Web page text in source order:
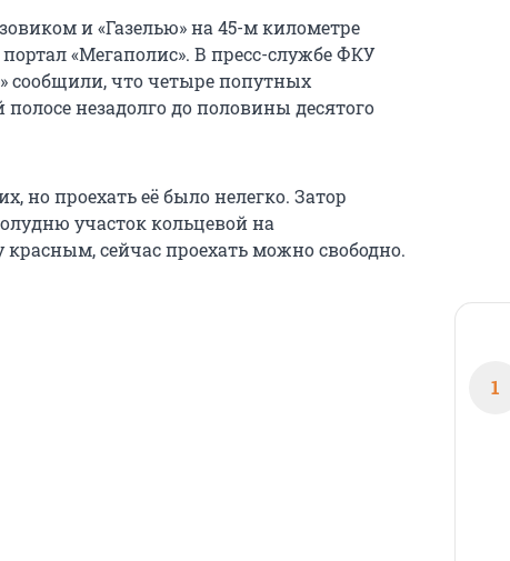
и «Газелью» на 45-м километре
«Мегаполис». В пресс-службе ФКУ
сообщили, что четыре попутных
незадолго до половины десятого
но проехать её было нелегко. Затор
участок кольцевой на
сейчас проехать можно свободно.
1